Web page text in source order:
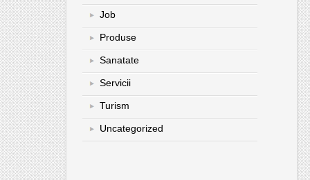
Job
Produse
Sanatate
Servicii
Turism
Uncategorized